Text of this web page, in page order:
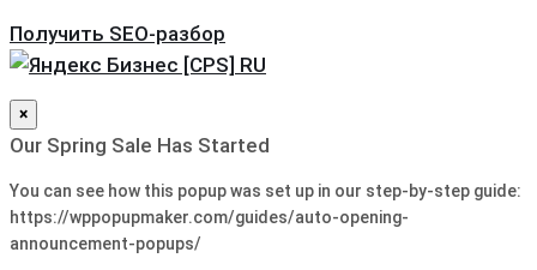
Получить SEO-разбор
×
Our Spring Sale Has Started
You can see how this popup was set up in our step-by-step guide:
https://wppopupmaker.com/guides/auto-opening-
announcement-popups/